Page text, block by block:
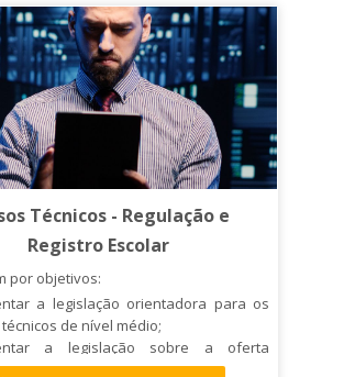
Técnicos - Regulação e
Registro Escolar
por objetivos:
a legislação orientadora para os
de nível médio;
a legislação sobre a oferta
e a oferta EAD;